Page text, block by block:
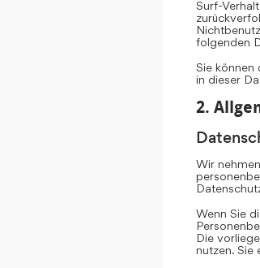
Surf-
folgenden
Sie können
in dieser
2.
Wir
Wenn Sie
Die
nutzen. Sie